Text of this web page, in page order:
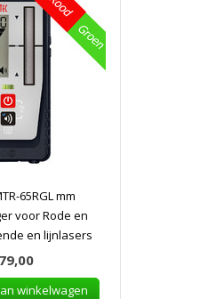
65RGL mm
voor Rode en
en lijnlasers
winkelwagen